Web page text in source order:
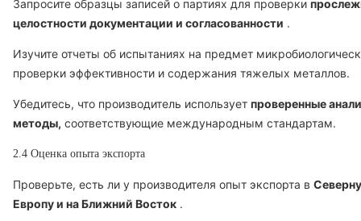
Запросите образцы записей о партиях для проверки
целостности документации и согласованности .
Изучите отчеты об испытаниях на предмет
проверки эффективности и содержания тяжелых металлов.
Убедитесь, что производитель использует проверенные
методы, соответствующие международным стандартам.
2.4 Оценка опыта экспорта
Проверьте, есть ли у производителя опыт экспорта в
Европу и на Ближний Восток .